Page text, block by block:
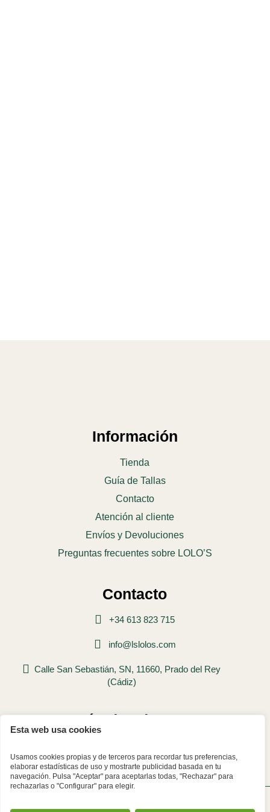
Esta web usa cookies
Usamos cookies propias y de terceros para recordar tus preferencias,
elaborar estadísticas de uso y mostrarte publicidad basada en tu
navegación. Pulsa "Aceptar" para aceptarlas todas, "Rechazar" para
rechazarlas o "Configurar" para elegir.
Información
Tienda
Guía de Tallas
Contacto
Atención al cliente
Envíos y Devoluciones
Preguntas frecuentes sobre LOLO’S
Contacto
+34 613 823 715
info@lslolos.com
Calle San Sebastián, SN, 11660, Prado del Rey
(Cádiz)
Métodos de pago